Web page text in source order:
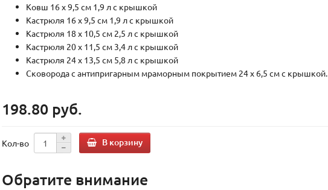
Ковш 16 х 9,5 см 1,9 л с крышкой
Кастрюля 16 х 9,5 см 1,9 л с крышкой
Кастрюля 18 х 10,5 см 2,5 л с крышкой
Кастрюля 20 х 11,5 см 3,4 л с крышкой
Кастрюля 24 х 13,5 см 5,8 л с крышкой
Сковорода с антипригарным мраморным покрытием 24 х 6,5 см с крышкой.
198.80 руб.
Кол-во В корзину
Обратите внимание